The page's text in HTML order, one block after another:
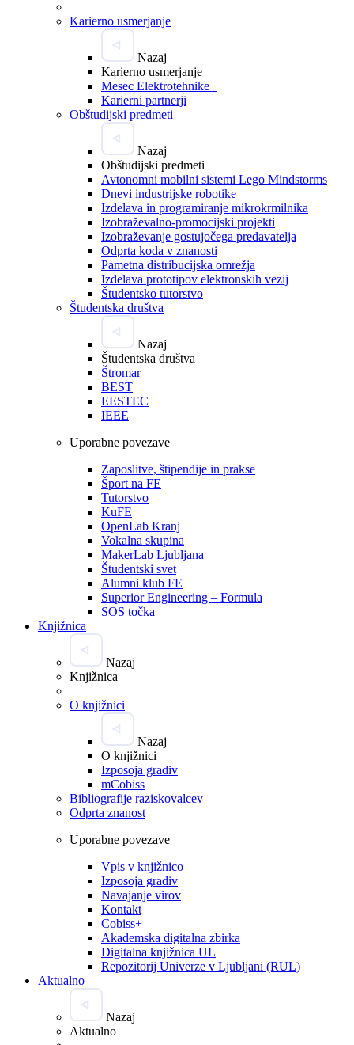
Karierno usmerjanje
Nazaj
Karierno usmerjanje
Mesec Elektrotehnike+
Karierni partnerji
Obštudijski predmeti
Nazaj
Obštudijski predmeti
Avtonomni mobilni sistemi Lego Mindstorms
Dnevi industrijske robotike
Izdelava in programiranje mikrokrmilnika
Izobraževalno-promocijski projekti
Izobraževanje gostujočega predavatelja
Odprta koda v znanosti
Pametna distribucijska omrežja
Izdelava prototipov elektronskih vezij
Študentsko tutorstvo
Študentska društva
Nazaj
Študentska društva
Štromar
BEST
EESTEC
IEEE
Uporabne povezave
Zaposlitve, štipendije in prakse
Šport na FE
Tutorstvo
KuFE
OpenLab Kranj
Vokalna skupina
MakerLab Ljubljana
Študentski svet
Alumni klub FE
Superior Engineering – Formula
SOS točka
Knjižnica
Nazaj
Knjižnica
O knjižnici
Nazaj
O knjižnici
Izposoja gradiv
mCobiss
Bibliografije raziskovalcev
Odprta znanost
Uporabne povezave
Vpis v knjižnico
Izposoja gradiv
Navajanje virov
Kontakt
Cobiss+
Akademska digitalna zbirka
Digitalna knjižnica UL
Repozitorij Univerze v Ljubljani (RUL)
Aktualno
Nazaj
Aktualno